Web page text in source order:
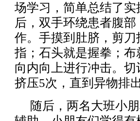
场学习，简单总结了
后，双手环绕患者腹
作。手摸到肚脐，剪
指；石头就是握拳；
向内向上进行冲击。
挤压5次，直到异物排出
随后，两名大班小